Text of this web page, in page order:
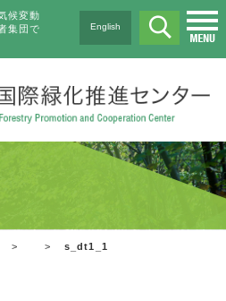
候変動
集団で
English
> > s_dt1_1